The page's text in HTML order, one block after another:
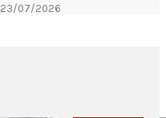
23/07/2026